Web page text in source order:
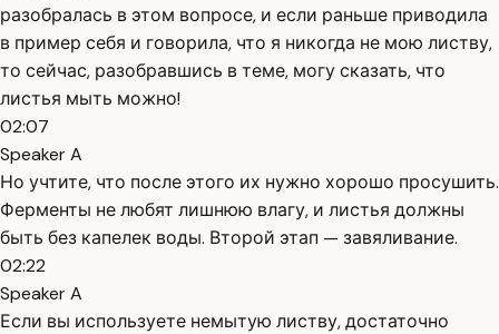
разобралась в этом вопросе, и если раньше приводила
в пример себя и говорила, что я никогда не мою листву,
то сейчас, разобравшись в теме, могу сказать, что
листья мыть можно!
02:07
Speaker A
Но учтите, что после этого их нужно хорошо просушить.
Ферменты не любят лишнюю влагу, и листья должны
быть без капелек воды. Второй этап — завяливание.
02:22
Speaker A
Если вы используете немытую листву, достаточно